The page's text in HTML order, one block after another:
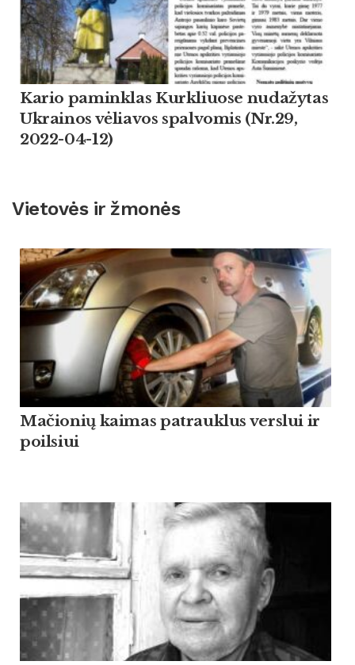
Kario paminklas Kurkliuose nudažytas
Ukrainos vėliavos spalvomis (Nr.29,
2022-04-12)
Vietovės ir žmonės
Mačionių kaimas patrauklus verslui ir
poilsiui